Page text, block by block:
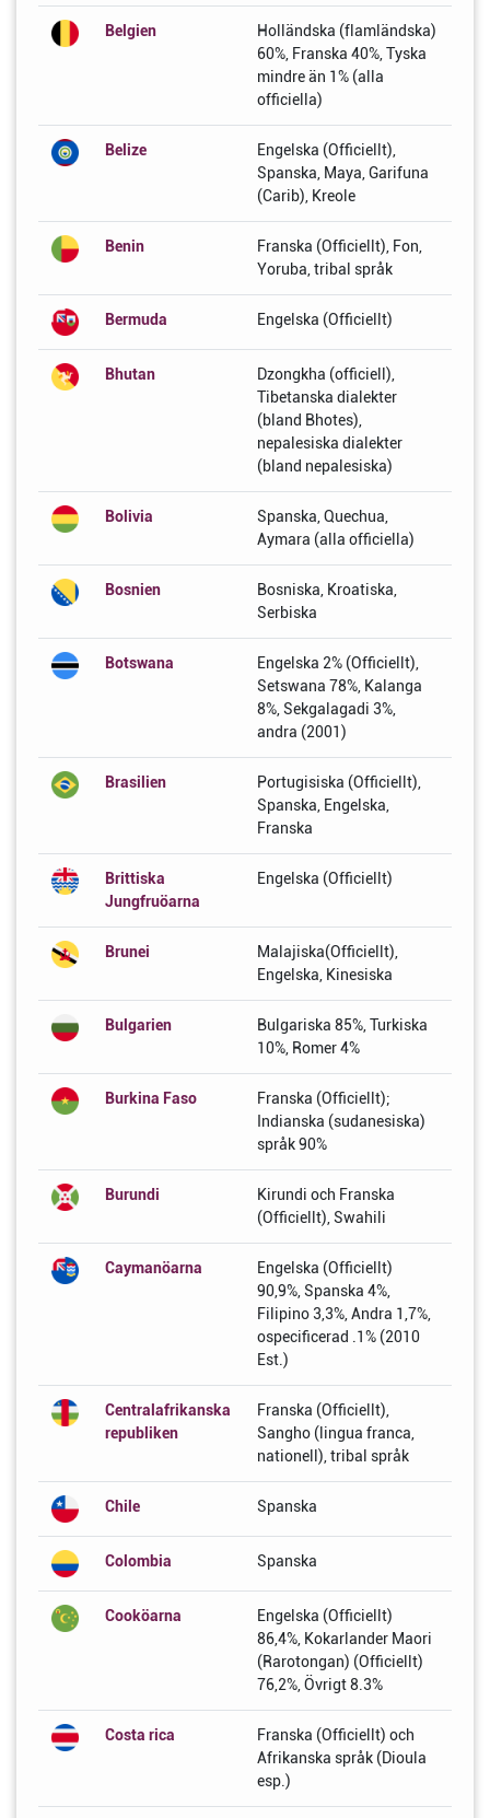
Belgien
Holländska (flamländska)
60%, Franska 40%, Tyska
mindre än 1% (alla
officiella)
Belize
Engelska (Officiellt),
Spanska, Maya, Garifuna
(Carib), Kreole
Benin
Franska (Officiellt), Fon,
Yoruba, tribal språk
Bermuda Engelska (Officiellt)
Bhutan
Dzongkha (officiell),
Tibetanska dialekter
(bland Bhotes),
nepalesiska dialekter
(bland nepalesiska)
Bolivia
Spanska, Quechua,
Aymara (alla officiella)
Bosnien
Bosniska, Kroatiska,
Serbiska
Botswana
Engelska 2% (Officiellt),
Setswana 78%, Kalanga
8%, Sekgalagadi 3%,
andra (2001)
Brasilien
Portugisiska (Officiellt),
Spanska, Engelska,
Franska
Brittiska
Jungfruöarna
Engelska (Officiellt)
Brunei
Malajiska(Officiellt),
Engelska, Kinesiska
Bulgarien
Bulgariska 85%, Turkiska
10%, Romer 4%
Burkina Faso
Franska (Officiellt);
Indianska (sudanesiska)
språk 90%
Burundi
Kirundi och Franska
(Officiellt), Swahili
Caymanöarna
Engelska (Officiellt)
90,9%, Spanska 4%,
Filipino 3,3%, Andra 1,7%,
ospecificerad .1% (2010
Est.)
Centralafrikanska
republiken
Franska (Officiellt),
Sangho (lingua franca,
nationell), tribal språk
Chile Spanska
Colombia Spanska
Cooköarna
Engelska (Officiellt)
86,4%, Kokarlander Maori
(Rarotongan) (Officiellt)
76,2%, Övrigt 8.3%
Costa rica
Franska (Officiellt) och
Afrikanska språk (Dioula
esp.)